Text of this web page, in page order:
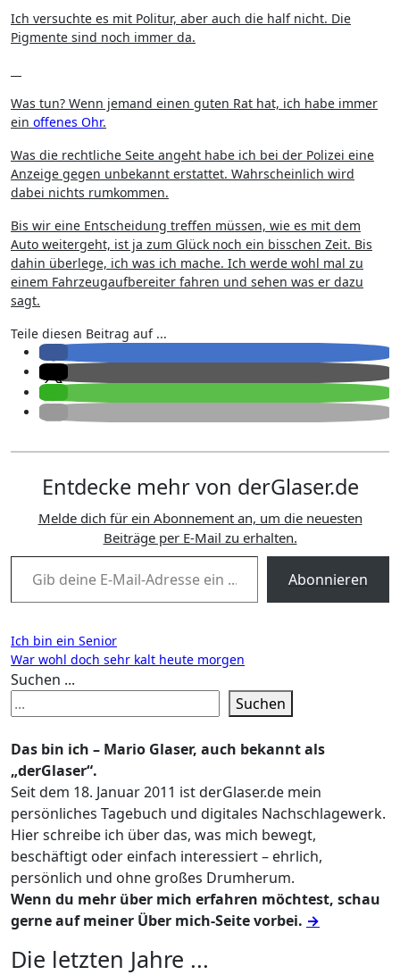
Ich versuchte es mit Politur, aber auch die half nicht. Die
Pigmente sind noch immer da.
Was tun? Wenn jemand einen guten Rat hat, ich habe immer
ein offenes Ohr.
Was die rechtliche Seite angeht habe ich bei der Polizei eine
Anzeige gegen unbekannt erstattet. Wahrscheinlich wird
dabei nichts rumkommen.
Bis wir eine Entscheidung treffen müssen, wie es mit dem
Auto weitergeht, ist ja zum Glück noch ein bisschen Zeit. Bis
dahin überlege, ich was ich mache. Ich werde wohl mal zu
einem Fahrzeugaufbereiter fahren und sehen was er dazu
sagt.
Teile diesen Beitrag auf ...
Entdecke mehr von derGlaser.de
Melde dich für ein Abonnement an, um die neuesten
Beiträge per E-Mail zu erhalten.
Gib deine E-Mail-Adresse ein ...
Abonnieren
Beitragsnavigation
Ich bin ein Senior
War wohl doch sehr kalt heute morgen
Suchen ...
Suchen
Das bin ich – Mario Glaser, auch bekannt als
„derGlaser“.
Seit dem 18. Januar 2011 ist derGlaser.de mein
persönliches Tagebuch und digitales Nachschlagewerk.
Hier schreibe ich über das, was mich bewegt,
beschäftigt oder einfach interessiert – ehrlich,
persönlich und ohne großes Drumherum.
Wenn du mehr über mich erfahren möchtest, schau
gerne auf meiner Über mich-Seite vorbei. →
Die letzten Jahre ...